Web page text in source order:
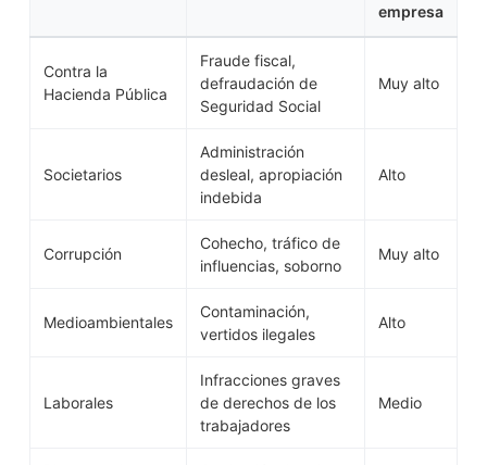
empresa
Contra la
Hacienda Pública
Fraude fiscal,
defraudación de
Seguridad Social
Muy alto
Societarios
Administración
desleal, apropiación
indebida
Alto
Corrupción
Cohecho, tráfico de
influencias, soborno
Muy alto
Medioambientales
Contaminación,
vertidos ilegales
Alto
Laborales
Infracciones graves
de derechos de los
trabajadores
Medio